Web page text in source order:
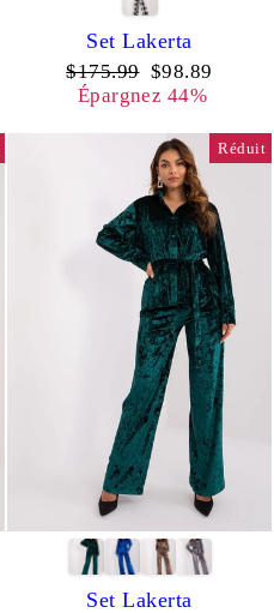
Set Lakerta
Prix
régulier
$175.99 Prix
réduit
$98.89
Épargnez 44%
Réduit
Set Lakerta